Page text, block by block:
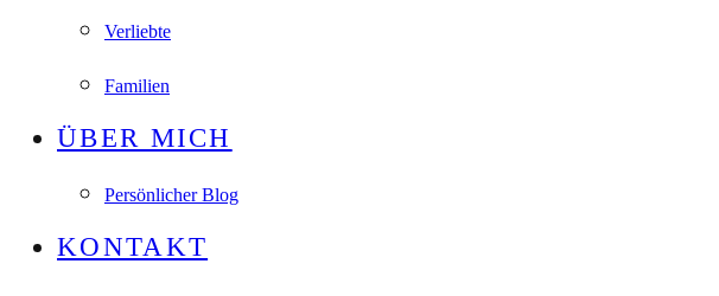
Verliebte
Familien
ÜBER MICH
Persönlicher Blog
KONTAKT